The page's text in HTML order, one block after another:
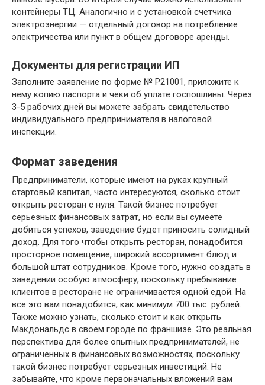
контейнеры ТЦ. Аналогично и с установкой счетчика
электроэнергии — отдельный договор на потребление
электричества или пункт в общем договоре аренды.
Документы для регистрации ИП
Заполните заявление по форме № P21001, приложите к
нему копию паспорта и чеки об уплате госпошлины. Через
3-5 рабочих дней вы можете забрать свидетельство
индивидуального предпринимателя в налоговой
инспекции.
Формат заведения
Предприниматели, которые имеют на руках крупный
стартовый капитал, часто интересуются, сколько стоит
открыть ресторан с нуля. Такой бизнес потребует
серьезных финансовых затрат, но если вы сумеете
добиться успехов, заведение будет приносить солидный
доход. Для того чтобы открыть ресторан, понадобится
просторное помещение, широкий ассортимент блюд и
большой штат сотрудников. Кроме того, нужно создать в
заведении особую атмосферу, поскольку пребывание
клиентов в ресторане не ограничивается одной едой. На
все это вам понадобится, как минимум 700 тыс. рублей.
Также можно узнать, сколько стоит и как открыть
Макдональдс в своем городе по франшизе. Это реальная
перспектива для более опытных предпринимателей, не
ограниченных в финансовых возможностях, поскольку
такой бизнес потребует серьезных инвестиций. Не
забывайте, что кроме первоначальных вложений вам